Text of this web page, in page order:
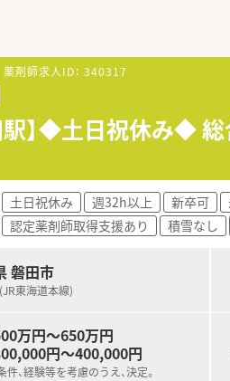
薬剤師求人ID： 340317
駅】◆土日祝休み◆ 総
土日祝休み 週32h以上 新卒可
認定薬剤師取得支援あり 積雪なし
磐田市
東海道本線)
万円～650万円
円～400,000円
、経験等を考慮のうえ、決定。